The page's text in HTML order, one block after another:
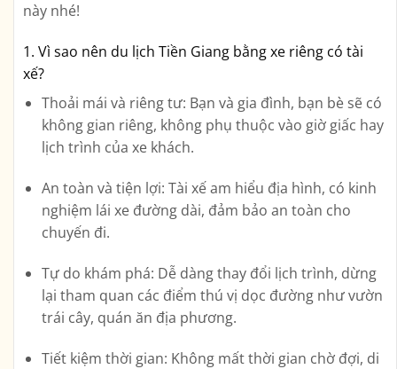
này nhé!
1. Vì sao nên du lịch Tiền Giang bằng xe riêng có tài
xế?
Thoải mái và riêng tư: Bạn và gia đình, bạn bè sẽ có
không gian riêng, không phụ thuộc vào giờ giấc hay
lịch trình của xe khách.
An toàn và tiện lợi: Tài xế am hiểu địa hình, có kinh
nghiệm lái xe đường dài, đảm bảo an toàn cho
chuyến đi.
Tự do khám phá: Dễ dàng thay đổi lịch trình, dừng
lại tham quan các điểm thú vị dọc đường như vườn
trái cây, quán ăn địa phương.
Tiết kiệm thời gian: Không mất thời gian chờ đợi, di